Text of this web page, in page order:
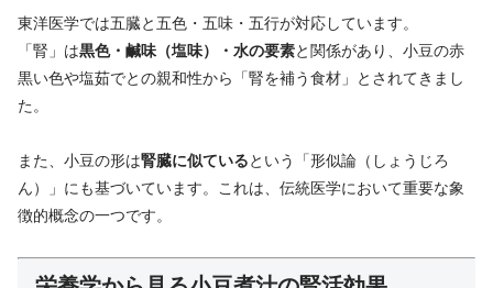
東洋医学では五臓と五色・五味・五行が対応しています。
「腎」は黒色・鹹味（塩味）・水の要素と関係があり、小豆の赤
黒い色や塩茹でとの親和性から「腎を補う食材」とされてきまし
た。
また、小豆の形は腎臓に似ているという「形似論（しょうじろ
ん）」にも基づいています。これは、伝統医学において重要な象
徴的概念の一つです。